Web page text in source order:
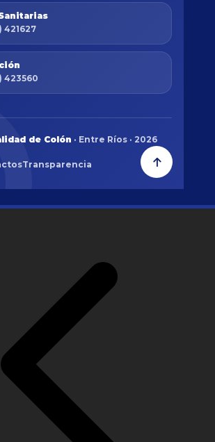
421627
423560
de Colón · Entre Ríos · 2026
Transparencia